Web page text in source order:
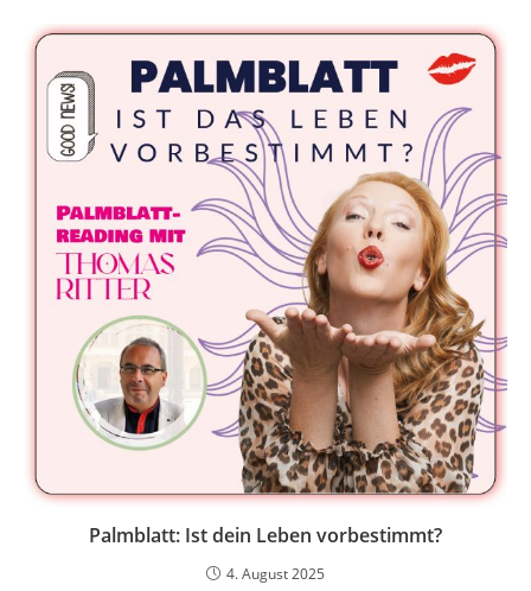
Palmblatt: Ist dein Leben vorbestimmt?
4. August 2025